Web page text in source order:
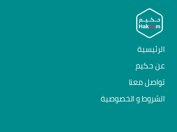
الرئيسية
عن حكيم
تواصل معنا
الشروط و الخصوصية